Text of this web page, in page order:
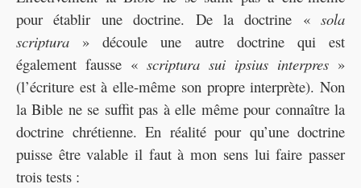
pour établir une doctrine. De la doctrine « sola
scriptura » découle une autre doctrine qui est
également fausse « scriptura sui ipsius interpres »
(l’écriture est à elle-même son propre interprète). Non
la Bible ne se suffit pas à elle même pour connaître la
doctrine chrétienne. En réalité pour qu’une doctrine
puisse être valable il faut à mon sens lui faire passer
trois tests :